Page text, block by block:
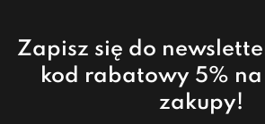
Zapisz się do
kod rabatowy 5%
zakupy!